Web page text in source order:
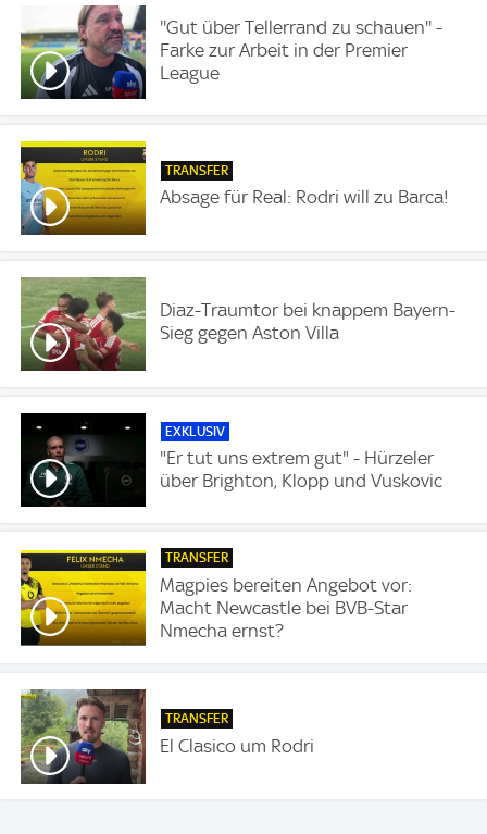
''Gut über Tellerrand zu schauen'' -
Farke zur Arbeit in der Premier
League
TRANSFER
Absage für Real: Rodri will zu Barca!
Diaz-Traumtor bei knappem Bayern-
Sieg gegen Aston Villa
EXKLUSIV
"Er tut uns extrem gut" - Hürzeler
über Brighton, Klopp und Vuskovic
TRANSFER
Magpies bereiten Angebot vor:
Macht Newcastle bei BVB-Star
Nmecha ernst?
TRANSFER
El Clasico um Rodri